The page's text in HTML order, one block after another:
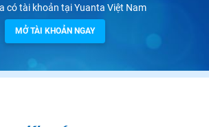
có tài khoản tại Yuanta Việt Nam
MỞ TÀI KHOẢN NGAY